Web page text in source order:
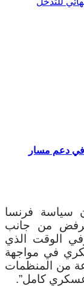
في دعم مسار
سياسة فرنسا
الرفض من جانب
الوقت الذي
في مواجهة
من المنظمات
كامل”.